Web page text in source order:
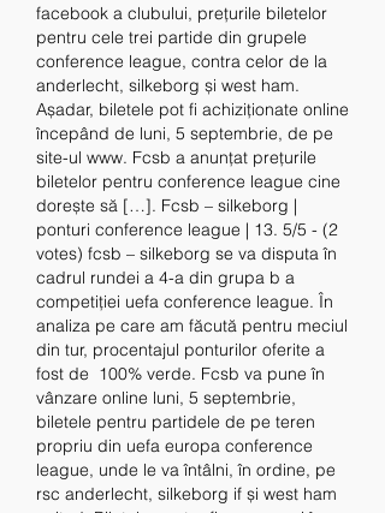
facebook a clubului, prețurile biletelor
pentru cele trei partide din grupele
conference league, contra celor de la
anderlecht, silkeborg și west ham.
Așadar, biletele pot fi achiziționate online
începând de luni, 5 septembrie, de pe
site-ul www. Fcsb a anunțat prețurile
biletelor pentru conference league cine
dorește să […]. Fcsb – silkeborg |
ponturi conference league | 13. 5/5 - (2
votes) fcsb – silkeborg se va disputa în
cadrul rundei a 4-a din grupa b a
competiției uefa conference league. În
analiza pe care am făcută pentru meciul
din tur, procentajul ponturilor oferite a
fost de  100% verde. Fcsb va pune în
vânzare online luni, 5 septembrie,
biletele pentru partidele de pe teren
propriu din uefa europa conference
league, unde le va întâlni, în ordine, pe
rsc anderlecht, silkeborg if și west ham